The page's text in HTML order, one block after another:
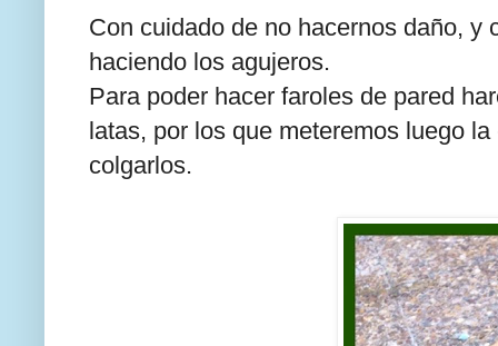
Con cuidado de no hacernos daño, y
haciendo los agujeros.
Para poder hacer faroles de pared
latas, por los que meteremos luego
colgarlos.